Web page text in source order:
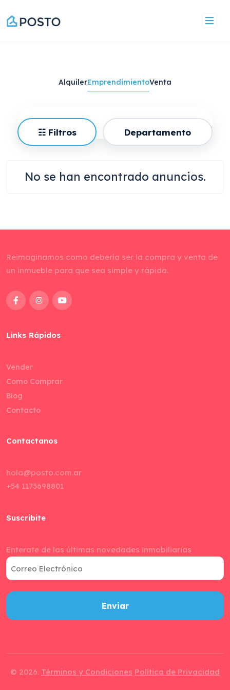
al
contenido
AlquilerEmprendimientoVenta
Barrio
☷ Filtros Departamento
No se han encontrado anuncios.
Reimaginamos como debería ser la compra y venta de
un inmueble para que sea simple y rápida.
Links Rápidos
Vender
Como Comprar
Blog
Contacto
Contactanos
hola@posto.com.ar
+54 1173698801
Suscribite
Enterate de las últimas novedades inmobiliarias
Correo
Electrónico
© 2026. Términos y Condiciones Política de Privacidad